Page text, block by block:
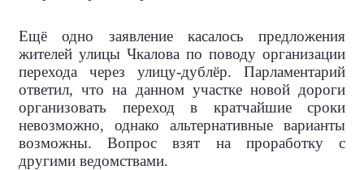
Ещё одно заявление касалось предложения
жителей улицы Чкалова по поводу организации
перехода через улицу-дублёр. Парламентарий
ответил, что на данном участке новой дороги
организовать переход в кратчайшие сроки
невозможно, однако альтернативные варианты
возможны. Вопрос взят на проработку с
другими ведомствами.